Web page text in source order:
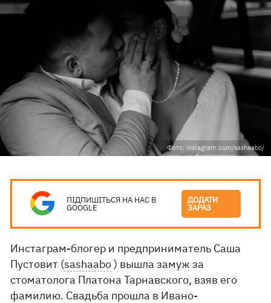
Фото: instagram.com/sashaabo/
ПІДПИШІТЬСЯ НА НАС В
GOOGLE
ДОДАТИ
ЗАРАЗ
Инстаграм-блогер и предприниматель Саша
Пустовит (sashaabo) вышла замуж за
стоматолога Платона Тарнавского, взяв его
фамилию. Свадьба прошла в Ивано-